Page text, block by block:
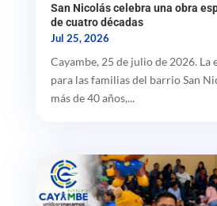
San Nicolás celebra una obra
de cuatro décadas
Jul 25, 2026
Cayambe, 25 de julio de 2026. La
para las familias del barrio San
más de 40 años,...